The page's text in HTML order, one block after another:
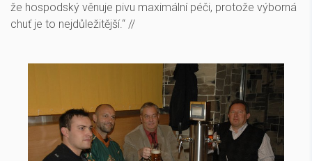
že hospodský věnuje pivu maximální péči, protože výborná
chuť je to nejdůležitější.“ //